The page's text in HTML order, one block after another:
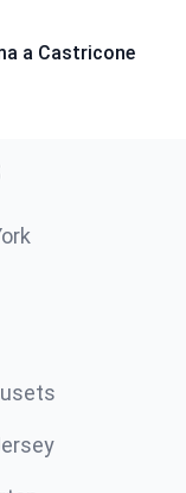
a Castricone